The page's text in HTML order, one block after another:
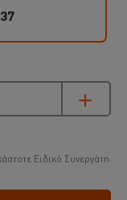
Ειδικό Συνεργάτη